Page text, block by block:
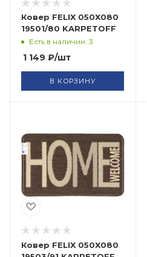
Ковер FELIX 050X080
19501/80 KARPETOFF
Есть в наличии: 3
1 149 ₽/шт
В КОРЗИНУ
Ковер FELIX 050X080